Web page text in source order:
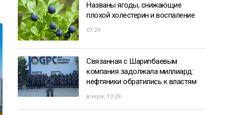
Названы ягоды, снижающие
плохой холестерин и воспаление
07:29
Связанная с Шарипбаевым
компания задолжала миллиард:
нефтяники обратились к властям
вчера, 13:29